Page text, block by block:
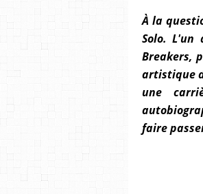
À la
Solo. L'un
Breakers,
artistique
une
faire